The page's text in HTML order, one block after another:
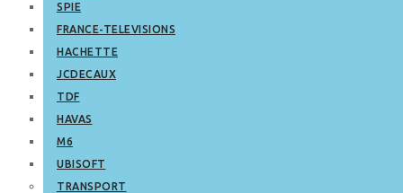
SPIE
FRANCE-TELEVISIONS
HACHETTE
JCDECAUX
TDF
HAVAS
M6
UBISOFT
TRANSPORT